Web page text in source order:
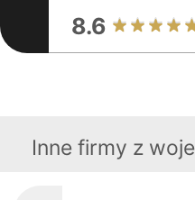
8.6
Inne firmy z